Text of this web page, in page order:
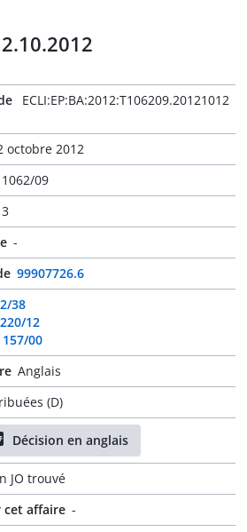
ECLI:EP:BA:2012:T106209.20121012
octobre 2012
09
-
99907726.6
38
12
157/00
Anglais
(D)
Décision en anglais
JO trouvé
cet affaire -